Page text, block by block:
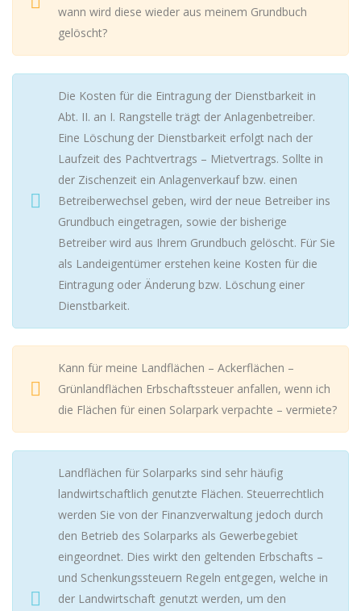
wann wird diese wieder aus meinem Grundbuch
gelöscht?
Die Kosten für die Eintragung der Dienstbarkeit in
Abt. II. an I. Rangstelle trägt der Anlagenbetreiber.
Eine Löschung der Dienstbarkeit erfolgt nach der
Laufzeit des Pachtvertrags – Mietvertrags. Sollte in
der Zischenzeit ein Anlagenverkauf bzw. einen
Betreiberwechsel geben, wird der neue Betreiber ins
Grundbuch eingetragen, sowie der bisherige
Betreiber wird aus Ihrem Grundbuch gelöscht. Für Sie
als Landeigentümer erstehen keine Kosten für die
Eintragung oder Änderung bzw. Löschung einer
Dienstbarkeit.
Kann für meine Landflächen – Ackerflächen –
Grünlandflächen Erbschaftssteuer anfallen, wenn ich
die Flächen für einen Solarpark verpachte – vermiete?
Landflächen für Solarparks sind sehr häufig
landwirtschaftlich genutzte Flächen. Steuerrechtlich
werden Sie von der Finanzverwaltung jedoch durch
den Betrieb des Solarparks als Gewerbegebiet
eingeordnet. Dies wirkt den geltenden Erbschafts –
und Schenkungssteuern Regeln entgegen, welche in
der Landwirtschaft genutzt werden, um den